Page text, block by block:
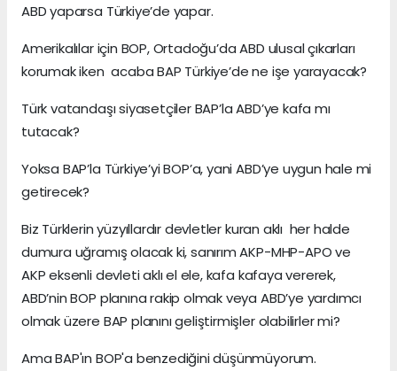
ABD yaparsa Türkiye’de yapar.
Amerikalılar için BOP, Ortadoğu’da ABD ulusal çıkarları
korumak iken acaba BAP Türkiye’de ne işe yarayacak?
Türk vatandaşı siyasetçiler BAP’la ABD’ye kafa mı
tutacak?
Yoksa BAP’la Türkiye’yi BOP’a, yani ABD’ye uygun hale mi
getirecek?
Biz Türklerin yüzyıllardır devletler kuran aklı her halde
dumura uğramış olacak ki, sanırım AKP-MHP-APO ve
AKP eksenli devleti aklı el ele, kafa kafaya vererek,
ABD’nin BOP planına rakip olmak veya ABD’ye yardımcı
olmak üzere BAP planını geliştirmişler olabilirler mi?
Ama BAP'ın BOP'a benzediğini düşünmüyorum.